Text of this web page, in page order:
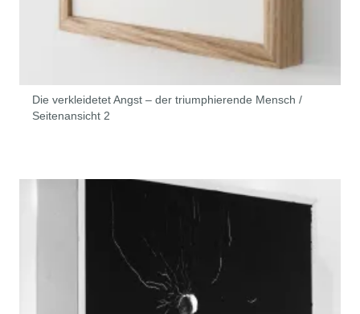
Die verkleidetet Angst – der triumphierende Mensch /
Seitenansicht 2